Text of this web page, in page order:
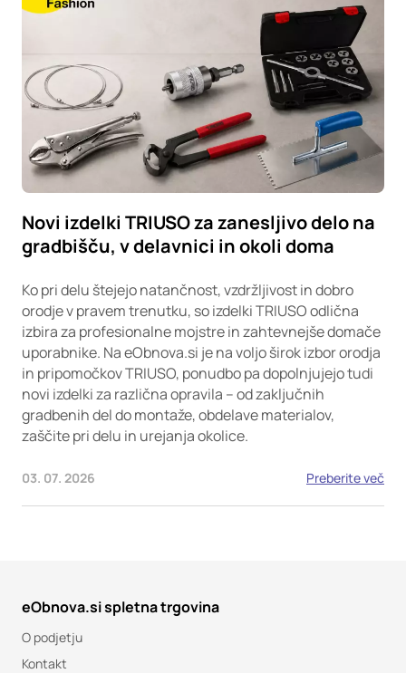
Novi izdelki TRIUSO za zanesljivo delo na
gradbišču, v delavnici in okoli doma
Ko pri delu štejejo natančnost, vzdržljivost in dobro
orodje v pravem trenutku, so izdelki TRIUSO odlična
izbira za profesionalne mojstre in zahtevnejše domače
uporabnike. Na eObnova.si je na voljo širok izbor orodja
in pripomočkov TRIUSO, ponudbo pa dopolnjujejo tudi
novi izdelki za različna opravila – od zaključnih
gradbenih del do montaže, obdelave materialov,
zaščite pri delu in urejanja okolice.
03. 07. 2026 Preberite več
eObnova.si spletna trgovina
O podjetju
Kontakt